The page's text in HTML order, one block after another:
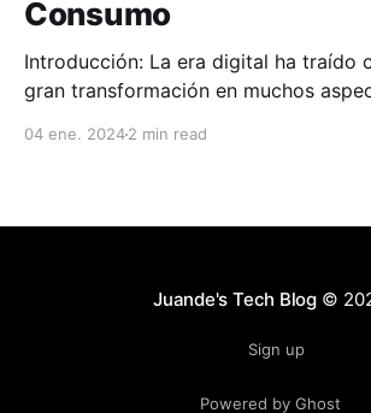
Consumo
Introducción: La era digital ha traído
gran transformación en muchos
04 ene. 20242 min read
Juande's Tech Blog©
Sign up
Powered by Ghost